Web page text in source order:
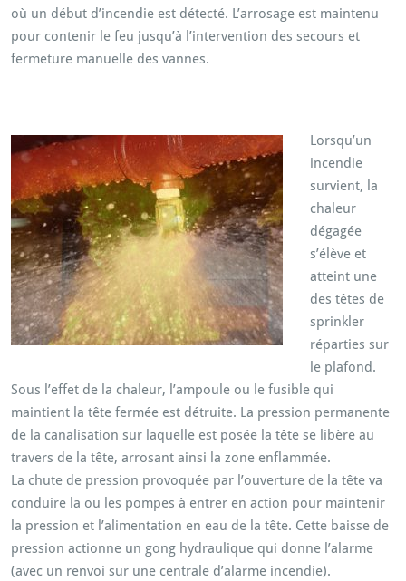
où un début d’incendie est détecté. L’arrosage est maintenu
pour contenir le feu jusqu’à l’intervention des secours et
fermeture manuelle des vannes.
Lorsqu’un
incendie
survient, la
chaleur
dégagée
s’élève et
atteint une
des têtes de
sprinkler
réparties sur
le plafond.
Sous l’effet de la chaleur, l’ampoule ou le fusible qui
maintient la tête fermée est détruite. La pression permanente
de la canalisation sur laquelle est posée la tête se libère au
travers de la tête, arrosant ainsi la zone enflammée.
La chute de pression provoquée par l’ouverture de la tête va
conduire la ou les pompes à entrer en action pour maintenir
la pression et l’alimentation en eau de la tête. Cette baisse de
pression actionne un gong hydraulique qui donne l’alarme
(avec un renvoi sur une centrale d’alarme incendie).